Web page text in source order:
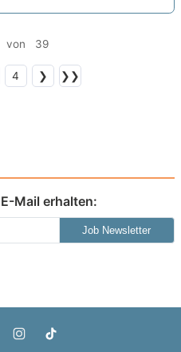
39
4 ❯ ❯❯
Mail erhalten:
Job Newsletter